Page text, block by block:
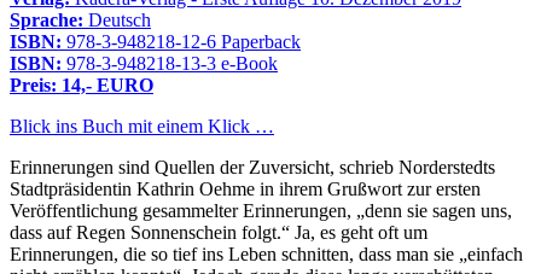
Sprache: Deutsch
ISBN: 978-3-948218-12-6 Paperback
ISBN: 978-3-948218-13-3 e-Book
Preis: 14,- EURO
Blick ins Buch mit einem Klick …
Erinnerungen sind Quellen der Zuversicht, schrieb Norderstedts
Stadtpräsidentin Kathrin Oehme in ihrem Grußwort zur ersten
Veröffentlichung gesammelter Erinnerungen,
denn sie sagen uns,
dass auf Regen Sonnenschein folgt.
Ja, es geht oft um
Erinnerungen, die so tief ins Leben schnitten, dass man sie
einfach